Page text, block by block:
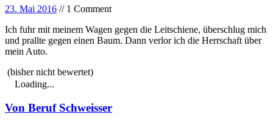
23. Mai 2016 // 1 Comment
Ich fuhr mit meinem Wagen gegen die Leitschiene, überschlug mich
und prallte gegen einen Baum. Dann verlor ich die Herrschaft über
mein Auto.
(bisher nicht bewertet)
Loading...
Von Beruf Schweisser